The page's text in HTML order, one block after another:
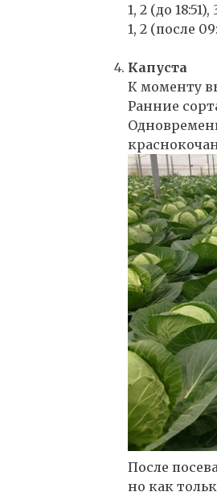
1, 2 (до
1, 2 (после
Капуста
К моменту
Ранние
После
но как